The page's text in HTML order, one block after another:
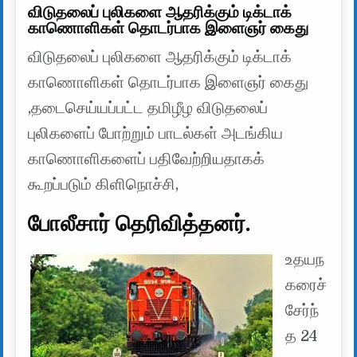
விடுதலைப் புலிகளை ஆதரிக்கும் டிக்டாக்
காணொளிகள் தொடர்பாக இளைஞர் கைது
விடுதலைப் புலிகளை ஆதரிக்கும் டிக்டாக்
காணொளிகள் தொடர்பாக இளைஞர் கைது
,தடைசெய்யப்பட்ட தமிழீழ விடுதலைப்
புலிகளைப் போற்றும் பாடல்கள் அடங்கிய
காணொளிகளைப் பதிவேற்றியதாகக்
கூறப்படும் கிளிநொச்சி,
போலீசார் தெரிவித்தனர்.
உதயந
கரைச்
சேர்ந்
த 24